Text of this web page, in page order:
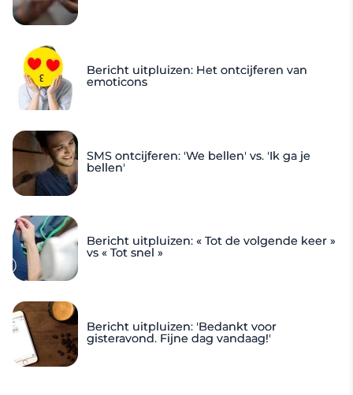
Bericht uitpluizen: Het ontcijferen van
emoticons
SMS ontcijferen: 'We bellen' vs. 'Ik ga je
bellen'
Bericht uitpluizen: « Tot de volgende keer »
vs « Tot snel »
Bericht uitpluizen: 'Bedankt voor
gisteravond. Fijne dag vandaag!'